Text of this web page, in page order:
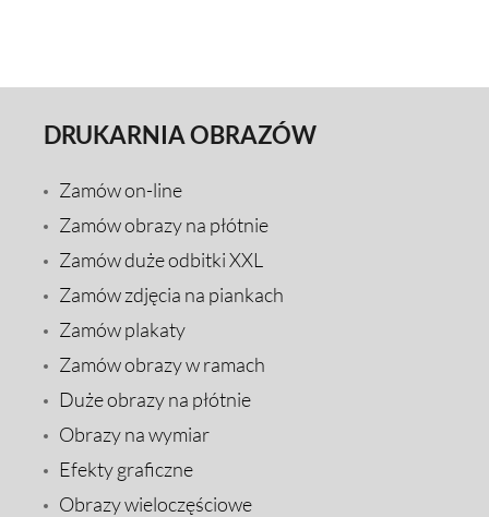
DRUKARNIA OBRAZÓW
Zamów on-line
Zamów obrazy na płótnie
Zamów duże odbitki XXL
Zamów zdjęcia na piankach
Zamów plakaty
Zamów obrazy w ramach
Duże obrazy na płótnie
Obrazy na wymiar
Efekty graficzne
Obrazy wieloczęściowe